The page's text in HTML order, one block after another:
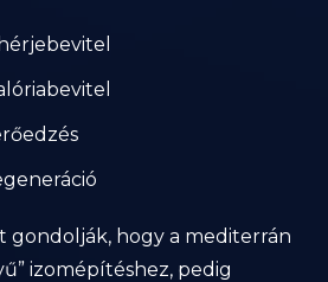
gondolják, hogy a mediterrán
izomépítéshez, pedig